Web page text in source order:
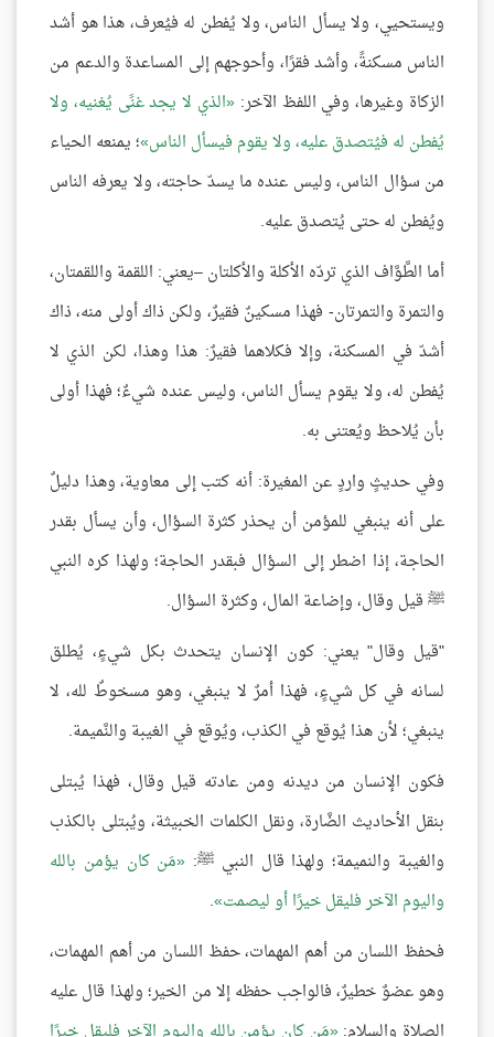
ويستحيي، ولا يسأل الناس، ولا يُفطن له فيُعرف، هذا هو أشد
الناس مسكنةً، وأشد فقرًا، وأحوجهم إلى المساعدة والدعم من
الزكاة وغيرها، وفي اللفظ الآخر: الذي لا يجد غنًى يُغنيه، ولا
يُفطن له فيُتصدق عليه، ولا يقوم فيسأل الناس ؛ يمنعه الحياء
من سؤال الناس، وليس عنده ما يسدّ حاجته، ولا يعرفه الناس
ويُفطن له حتى يُتصدق عليه.
أما الطَّوَّاف الذي تردّه الأكلة والأكلتان –يعني: اللقمة واللقمتان،
والتمرة والتمرتان- فهذا مسكينٌ فقيرٌ، ولكن ذاك أولى منه، ذاك
أشدّ في المسكنة، وإلا فكلاهما فقيرٌ: هذا وهذا، لكن الذي لا
يُفطن له، ولا يقوم يسأل الناس، وليس عنده شيءٌ؛ فهذا أولى
بأن يُلاحظ ويُعتنى به.
وفي حديثٍ واردٍ عن المغيرة: أنه كتب إلى معاوية، وهذا دليلٌ
على أنه ينبغي للمؤمن أن يحذر كثرة السؤال، وأن يسأل بقدر
الحاجة، إذا اضطر إلى السؤال فبقدر الحاجة؛ ولهذا كره النبي
ﷺ قيل وقال، وإضاعة المال، وكثرة السؤال.
"قيل وقال" يعني: كون الإنسان يتحدث بكل شيءٍ، يُطلق
لسانه في كل شيءٍ، فهذا أمرٌ لا ينبغي، وهو مسخوطٌ لله، لا
ينبغي؛ لأن هذا يُوقع في الكذب، ويُوقع في الغيبة والنَّميمة.
فكون الإنسان من ديدنه ومن عادته قيل وقال، فهذا يُبتلى
بنقل الأحاديث الضَّارة، ونقل الكلمات الخبيثة، ويُبتلى بالكذب
والغيبة والنميمة؛ ولهذا قال النبي ﷺ: مَن كان يؤمن بالله
واليوم الآخر فليقل خيرًا أو ليصمت .
فحفظ اللسان من أهم المهمات، حفظ اللسان من أهم المهمات،
وهو عضوٌ خطيرٌ، فالواجب حفظه إلا من الخير؛ ولهذا قال عليه